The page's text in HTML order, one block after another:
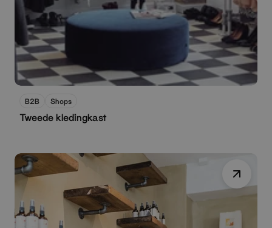
B2B Shops
Tweede kledingkast